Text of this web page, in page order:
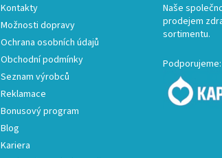
Kontakty
Možnosti dopravy
Ochrana osobních údajů
Obchodní podmínky
Seznam výrobců
Reklamace
Bonusový program
Blog
Kariera
Naše
prodejem
sortimentu.
Podporujeme: